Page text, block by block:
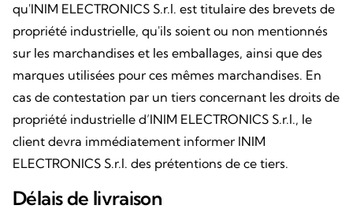
qu'INIM ELECTRONICS S.r.l. est titulaire des brevets de
propriété industrielle, qu'ils soient ou non mentionnés
sur les marchandises et les emballages, ainsi que des
marques utilisées pour ces mêmes marchandises. En
cas de contestation par un tiers concernant les droits de
propriété industrielle d’INIM ELECTRONICS S.r.l., le
client devra immédiatement informer INIM
ELECTRONICS S.r.l. des prétentions de ce tiers.
Délais de livraison